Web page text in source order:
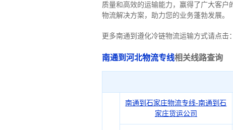
质量和高效的运输能力，赢得了广大客户
物流解决方案，助力您的业务蓬勃发展。
更多南通到遵化冷链物流运输方式请点击
南通到河北物流专线相关线路查询
南通到石家庄物流专线-南通到石
家庄货运公司